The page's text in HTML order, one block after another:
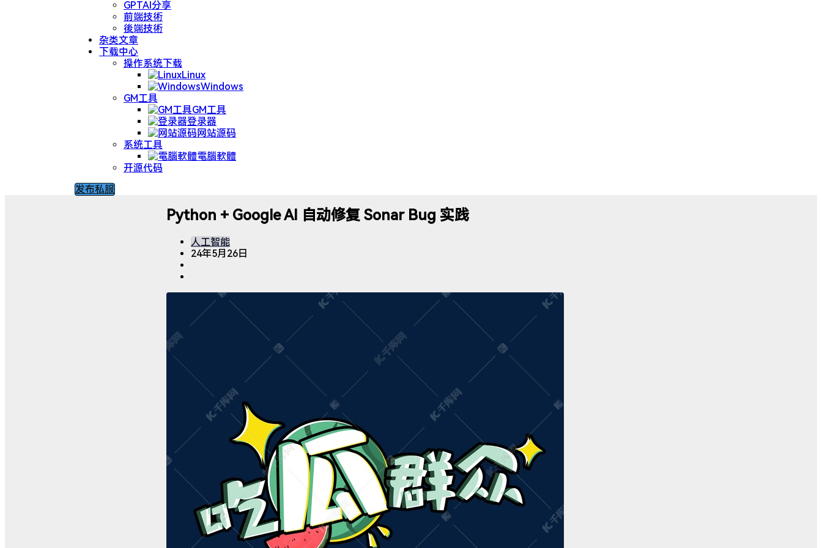
GPTAI分享
前端技術
後端技術
杂类文章
下载中心
操作系统下载
Linux
Windows
GM工具
GM工具
登录器
网站源码
系统工具
電腦軟體
开源代码
发布私服
Python + Google AI 自动修复 Sonar Bug 实践
人工智能
24年5月26日